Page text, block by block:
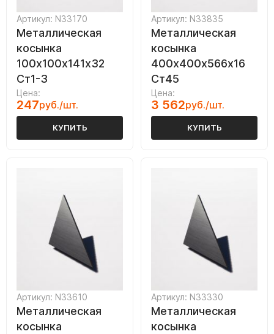
Артикул: N33170
Металлическая
косынка
100х100х141х32
Ст1-3
Цена:
247руб./шт.
КУПИТЬ
Артикул: N33835
Металлическая
косынка
400х400х566х16
Ст45
Цена:
3 562руб./шт.
КУПИТЬ
Артикул: N33610
Металлическая
косынка
Артикул: N33330
Металлическая
косынка